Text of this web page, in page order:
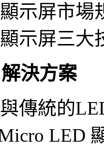
示屏市場
示屏三大
決方案
傳統的
LED